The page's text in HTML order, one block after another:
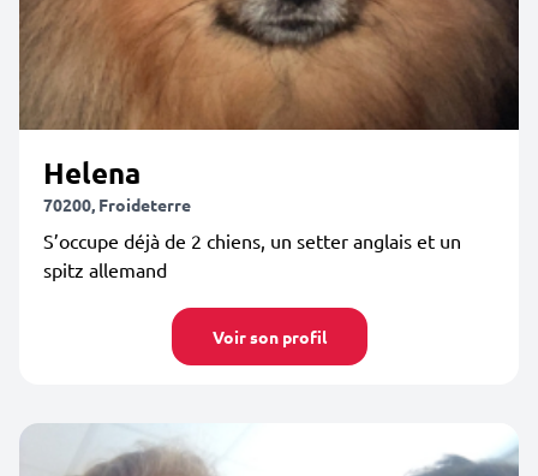
Helena
70200, Froideterre
S’occupe déjà de 2 chiens, un setter anglais et un
spitz allemand
Voir son profil